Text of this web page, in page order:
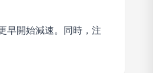
早開始減速。同時，注